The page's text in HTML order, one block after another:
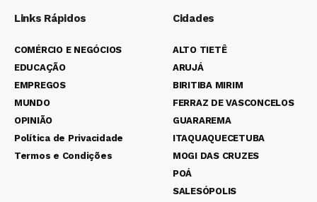
Links Rápidos
COMÉRCIO E NEGÓCIOS
EDUCAÇÃO
EMPREGOS
MUNDO
OPINIÃO
Política de Privacidade
Termos e Condições
Cidades
ALTO TIETÊ
ARUJÁ
BIRITIBA MIRIM
FERRAZ DE VASCONCELOS
GUARAREMA
ITAQUAQUECETUBA
MOGI DAS CRUZES
POÁ
SALESÓPOLIS